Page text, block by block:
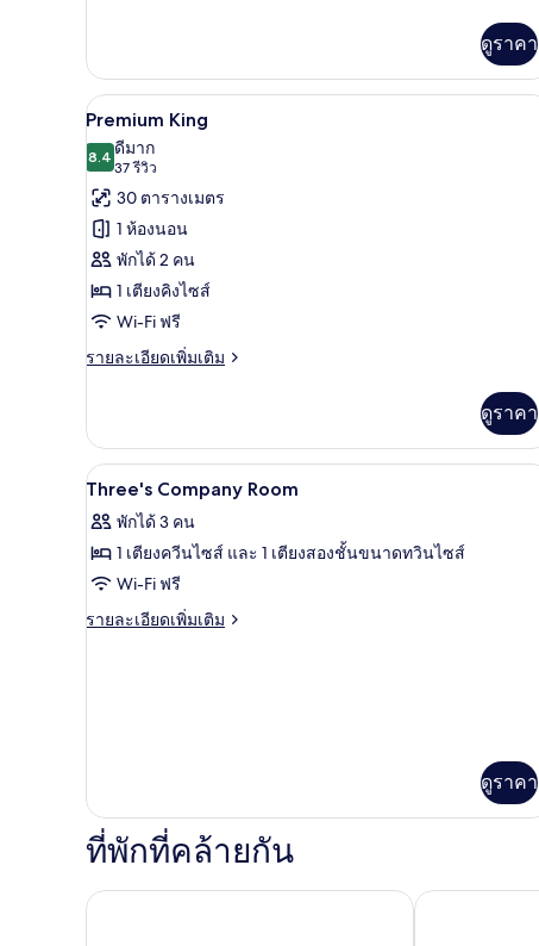
เตียง
เกี่ยว
กับ
ห้อง
คอมฟอร์ท,
เตียง
ควีน
ไซส์
เตียง
ดูราคา
เปิด
ภาพถ่าย
ทั้งหมด
ของ
Premium
King
Premium King | สิ่งอำนวยความ
4
Premium King
8.48.4 จาก 10
ดีมาก
37 รีวิว
(37
รีวิว)
30 ตารางเมตร
1 ห้องนอน
พักได้ 2 คน
1 เตียงคิงไซส์
Wi-Fi ฟรี
รายละเอียดเพิ่มเติม
ราย
เกี่ยว
กับ
Premium
ดูราคา
เปิด
ภาพถ่าย
ทั้งหมด
ของ
Three's
ตู้นิรภัยในห้องพัก, โต๊ะทำงาน, เ
5
Three's Company Room
พักได้ 3 คน
1 เตียงควีนไซส์ และ 1 เตียงสองชั้นขนาดทวินไซส์
Wi-Fi ฟรี
รายละเอียดเพิ่มเติม
ราย
ดูราคา
ที่พักที่คล้ายกัน
เดอะเล็กซ์ NYC ไฮแอท เพลส นิ